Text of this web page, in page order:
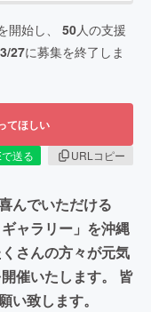
開始し、 50人の支援
27に募集を終了しま
てほしい
送る
URLコピー
んでいただける
ャラリー」を沖縄
さんの方々が元気
催いたします。 皆
い致します。